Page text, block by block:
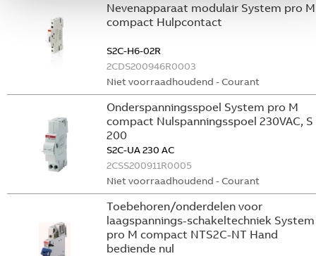
Nevenapparaat modulair System pro M
compact Hulpcontact
S2C-H6-02R
2CDS200946R0003
Niet voorraadhoudend - Courant
Onderspanningsspoel System pro M
compact Nulspanningsspoel 230VAC, S
200
S2C-UA 230 AC
2CSS200911R0005
Niet voorraadhoudend - Courant
Toebehoren/onderdelen voor
laagspannings-schakeltechniek System
pro M compact NTS2C-NT Hand
bediende nul